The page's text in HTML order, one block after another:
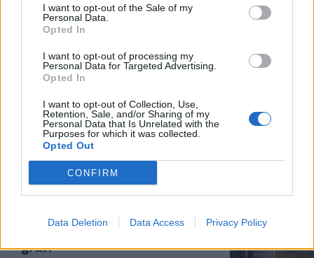
I want to opt-out of the Sale of my
Personal Data.
Opted In
I want to opt-out of processing my
Personal Data for Targeted Advertising.
Opted In
I want to opt-out of Collection, Use,
Retention, Sale, and/or Sharing of my
Personal Data that Is Unrelated with the
Purposes for which it was collected.
Opted Out
CONFIRM
Data Deletion Data Access Privacy Policy
Castelli "Dove sei? Vengo lì e ti
sfascio" VIDEO
Nemi, sul lago con i ricercatori a
caccia della nave di Caligola
FOTO
09/04/2017
CASTELLI ROMANI
Via dei Laghi, Smart finisce fuori
gravi